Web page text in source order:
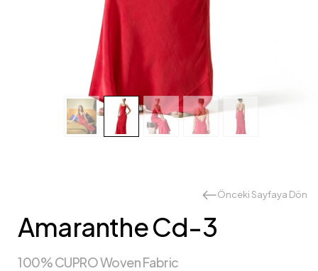
Önceki Sayfaya Dön
Amaranthe Cd-3
100% CUPRO Woven Fabric